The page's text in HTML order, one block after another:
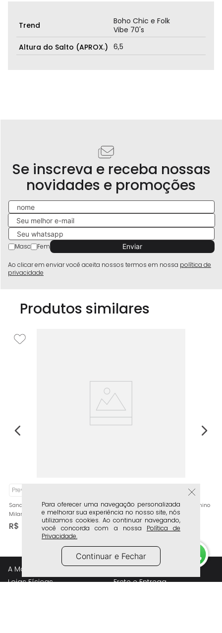
Para oferecer uma navegação personalizada
e melhorar sua experiência no nosso site, nós
utilizamos cookies. Ao continuar navegando,
você concorda com a nossa Política de
Privacidade.
Continuar e Fechar
Trend
Boho Chic e Folk
Vibe 70's
Altura do Salto (APROX.) 6,5
Se inscreva e receba nossas
novidades e promoções
Masc Fem
Ao clicar em enviar você aceita nossos termos em nossa política de
privacidade
Produtos similares
Preview - Verão 2027
Sandália Tamanco Salto Médio Escultural Cromado Bico Quadrado Feminino
Milano Coral 15011
R$ 90
A Marca
Lojas Físicas
Atendimento
Frete e Entrega